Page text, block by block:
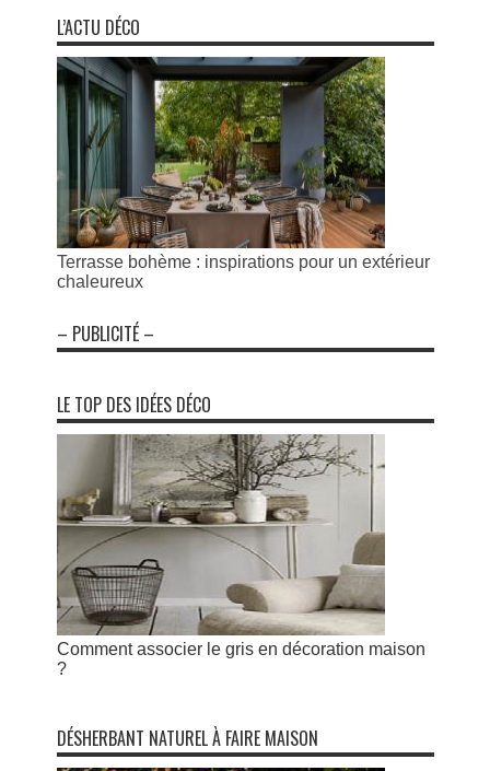
L’ACTU DÉCO
Terrasse bohème : inspirations pour un extérieur
chaleureux
– PUBLICITÉ –
LE TOP DES IDÉES DÉCO
Comment associer le gris en décoration maison
?
DÉSHERBANT NATUREL À FAIRE MAISON